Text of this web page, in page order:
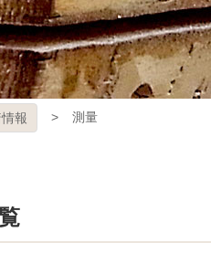
報 測量